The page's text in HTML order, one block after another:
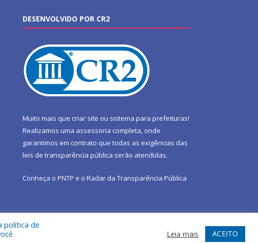
DESENVOLVIDO POR CR2
Muito mais que criar site ou sistema para prefeituras!
Realizamos uma assessoria completa, onde
garantimos em contrato que todas as exigências das
leis de transparência pública serão atendidas.
Conheça o PNTP e o Radar da Transparência Pública
do Site Acessar Webmail
política de
Leia mais ACEITO